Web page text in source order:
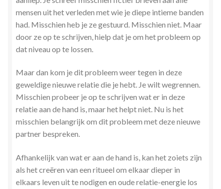
mensen uit het verleden met wie je diepe intieme banden
had. Misschien heb je ze gestuurd. Misschien niet. Maar
door ze op te schrijven, hielp dat je om het probleem op
dat niveau op te lossen.
Maar dan kom je dit probleem weer tegen in deze
geweldige nieuwe relatie die je hebt. Je wilt wegrennen.
Misschien probeer je op te schrijven wat er in deze
relatie aan de hand is, maar het helpt niet. Nu is het
misschien belangrijk om dit probleem met deze nieuwe
partner bespreken.
Afhankelijk van wat er aan de hand is, kan het zoiets zijn
als het creëren van een ritueel om elkaar dieper in
elkaars leven uit te nodigen en oude relatie-energie los